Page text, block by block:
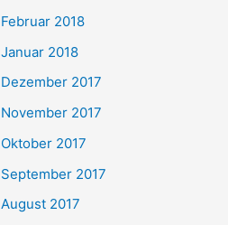
Februar 2018
Januar 2018
Dezember 2017
November 2017
Oktober 2017
September 2017
August 2017